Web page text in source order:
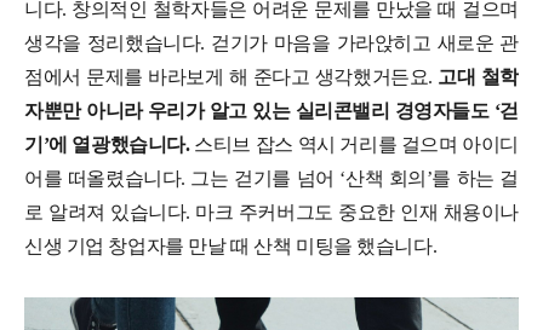
니다. 창의적인 철학자들은 어려운 문제를 만났을 때 걸으며
생각을 정리했습니다. 걷기가 마음을 가라앉히고 새로운 관
점에서 문제를 바라보게 해 준다고 생각했거든요. 고대 철학
자뿐만 아니라 우리가 알고 있는 실리콘밸리 경영자들도 ‘걷
기’에 열광했습니다. 스티브 잡스 역시 거리를 걸으며 아이디
어를 떠올렸습니다. 그는 걷기를 넘어 ‘산책 회의’를 하는 걸
로 알려져 있습니다. 마크 주커버그도 중요한 인재 채용이나
신생 기업 창업자를 만날 때 산책 미팅을 했습니다.